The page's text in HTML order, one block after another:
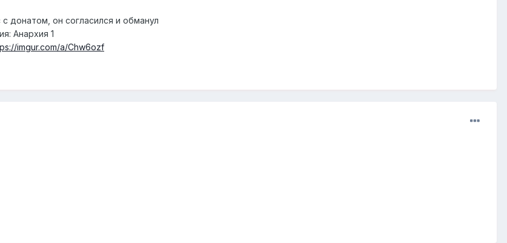
донатом, он согласился и обманул
Анархия 1
imgur.com/a/Chw6ozf